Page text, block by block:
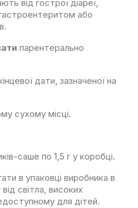
від гострої діареї,
або
парентерально
дати, зазначеної на
сухому місці.
саше по 1,5 г у коробці.
в упаковці виробника в
світла, високих
для дітей.